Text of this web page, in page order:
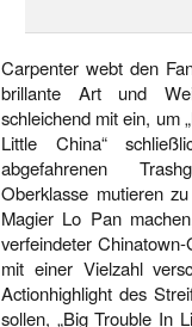
Carpenter webt den
brillante Art und
schleichend mit ein, um
Little China“
abgefahrenen
Oberklasse mutieren
Magier Lo Pan
verfeindeter
mit einer Vielzahl
Actionhighlight des
sollen, „Big Trouble In